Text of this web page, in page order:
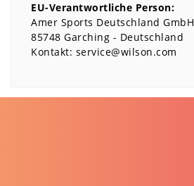
EU-Verantwortliche Person:
Amer Sports Deutschland GmbH
85748 Garching
Deutschland
Kontakt: service@wilson.com